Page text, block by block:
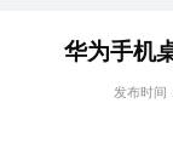
华为手机
发布时间